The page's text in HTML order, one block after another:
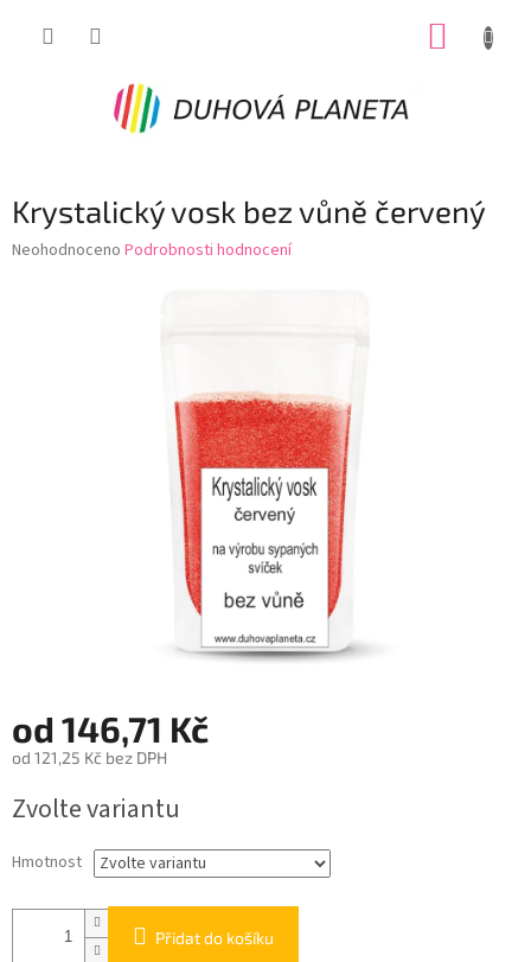
Krystalický vosk bez vůně červený
Průměrné
Neohodnoceno Podrobnosti hodnocení
od 146,71 Kč
od 121,25 Kč bez DPH
cena:
Zvolte variantu
Hmotnost
Přidat do košíku